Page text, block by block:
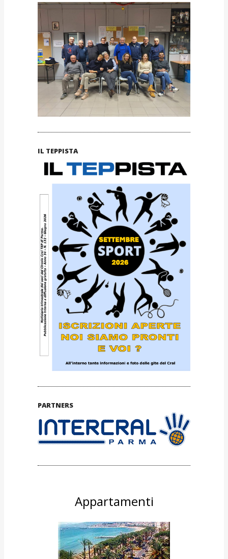
IL TEPPISTA
PARTNERS
Appartamenti